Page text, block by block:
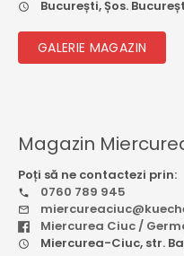
București, Șos.
GALERIE MAGAZIN
Magazin
Poți să ne contactezi prin:
0760 789 945
Miercurea Ciuc /
Miercurea-Ciuc, str.